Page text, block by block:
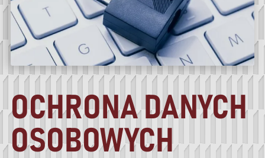
OCHRONA DANYCH
OSOBOWYCH